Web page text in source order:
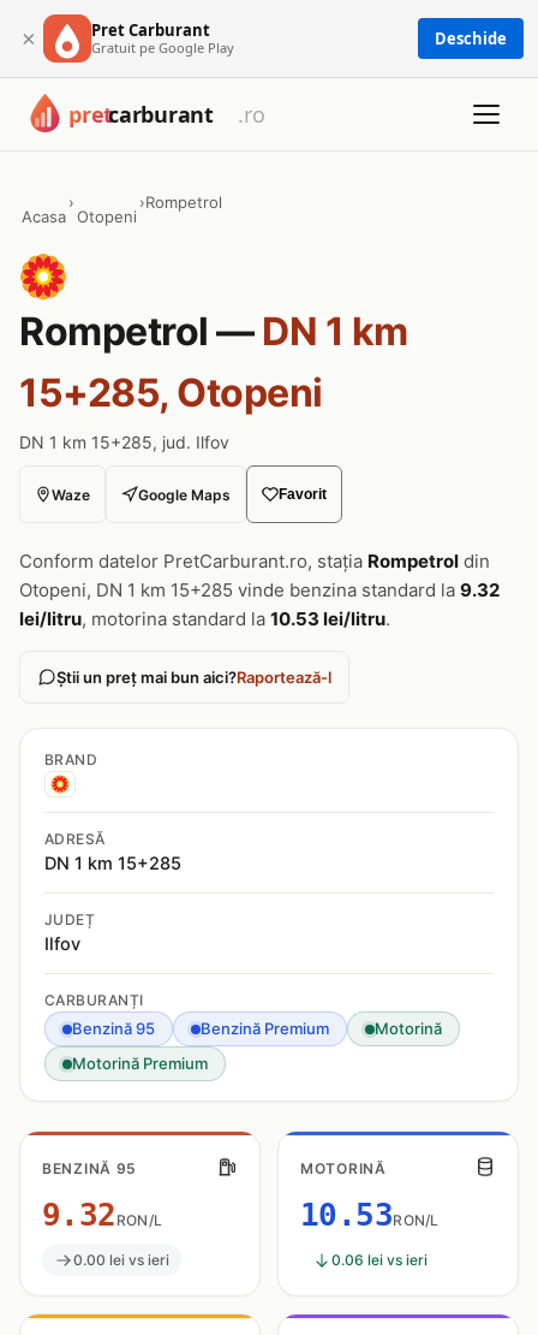
× Pret Carburant
Gratuit pe Google Play Deschide
Acasa
›
Otopeni
›Rompetrol
Rompetrol — DN 1 km
15+285, Otopeni
DN 1 km 15+285, jud. Ilfov
Waze Google Maps Favorit
Conform datelor PretCarburant.ro, stația Rompetrol din
Otopeni, DN 1 km 15+285 vinde benzina standard la 9.32
lei/litru, motorina standard la 10.53 lei/litru.
Știi un preț mai bun aici?Raportează-l
BRAND
ADRESĂ
DN 1 km 15+285
JUDEȚ
Ilfov
CARBURANȚI
Benzină 95 Benzină Premium
Motorină
Motorină Premium
BENZINĂ 95
9.32 RON/L
0.00 lei vs ieri
MOTORINĂ
10.53RON/L
0.06 lei vs ieri